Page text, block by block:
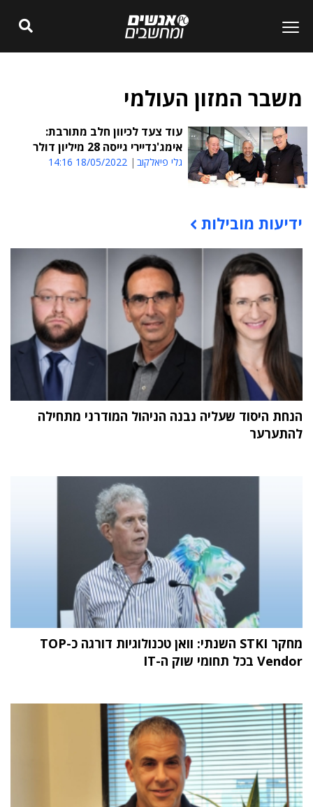
משבר המזון העולמי
עוד צעד לכיוון חלב מתורבת:
אימג'נדיירי גייסה 28 מיליון דולר
גלי פיאלקוב 18/05/2022 14:16
תוכן פרסומי
ידיעות מובילות
הנחת היסוד שעליה נבנה הניהול המודרני מתחילה
להתערער
מחקר STKI השנתי: וואן טכנולוגיות דורגה כ-TOP
Vendor בכל תחומי שוק ה-IT